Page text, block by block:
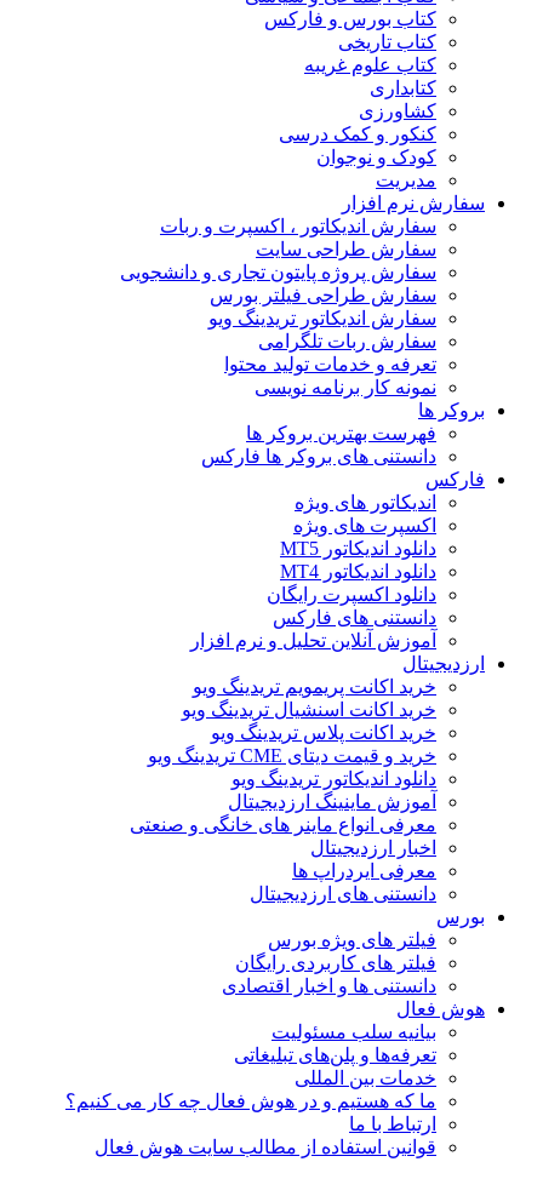
کتاب بورس و فارکس
کتاب تاریخی
کتاب علوم غریبه
کتابداری
کشاورزی
کنکور و کمک‌ درسی
کودک و نوجوان
مدیریت
سفارش نرم افزار
سفارش اندیکاتور ، اکسپرت و ربات
سفارش طراحی سایت
سفارش پروژه پایتون تجاری و دانشجویی
سفارش طراحی فیلتر بورس
سفارش اندیکاتور تریدینگ ویو
سفارش ربات تلگرامی
تعرفه و خدمات تولید محتوا
نمونه کار برنامه نویسی
بروکر ها
فهرست بهترین بروکر ها
دانستنی های بروکر ها فارکس
فارکس
اندیکاتور های ویژه
اکسپرت های ویژه
دانلود اندیکاتور MT5
دانلود اندیکاتور MT4
دانلود اکسپرت رایگان
دانستنی های فارکس
آموزش آنلاین تحلیل و نرم افزار
ارزدیجیتال
خرید اکانت پریمویم تریدینگ ویو
خرید اکانت اسنشیال تریدینگ ویو
خرید اکانت پلاس تریدینگ ویو
خرید و قیمت دیتای CME تریدینگ ویو
دانلود اندیکاتور تریدینگ ویو
آموزش ماینینگ ارزدیجیتال
معرفی انواع ماینر های خانگی و صنعتی
اخبار ارزدیجیتال
معرفی ایردراپ ها
دانستنی های ارزدیجیتال
بورس
فیلتر های ویژه بورس
فیلتر های کاربردی رایگان
دانستنی ها و اخبار اقتصادی
هوش فعال
بیانیه سلب مسئولیت
تعرفه‌ها و پلن‌های تبلیغاتی
خدمات بین المللی
ما که هستیم و در هوش فعال چه کار می کنیم؟
ارتباط با ما
قوانین استفاده از مطالب سایت هوش فعال